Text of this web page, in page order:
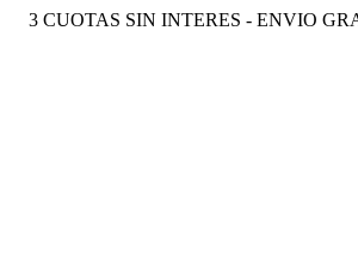
3 CUOTAS SIN INTERES - ENVIO